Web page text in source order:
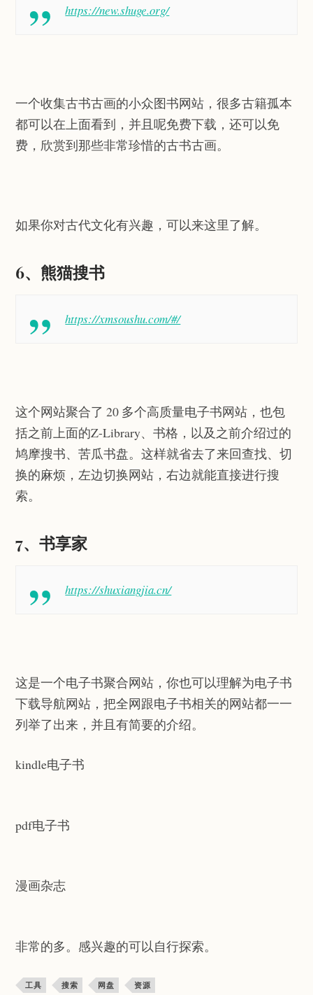
https://new.shuge.org/
一个收集古书古画的小众图书网站，很多古籍孤本
都可以在上面看到，并且呢免费下载，还可以免
费，欣赏到那些非常珍惜的古书古画。
如果你对古代文化有兴趣，可以来这里了解。
6、熊猫搜书
https://xmsoushu.com/#/
这个网站聚合了 20 多个高质量电子书网站，也包
括之前上面的Z-Library、书格，以及之前介绍过的
鸠摩搜书、苦瓜书盘。这样就省去了来回查找、切
换的麻烦，左边切换网站，右边就能直接进行搜
索。
7、书享家
https://shuxiangjia.cn/
这是一个电子书聚合网站，你也可以理解为电子书
下载导航网站，把全网跟电子书相关的网站都一一
列举了出来，并且有简要的介绍。
kindle电子书
pdf电子书
漫画杂志
非常的多。感兴趣的可以自行探索。
工具 搜索 网盘 资源